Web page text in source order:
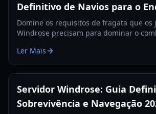
Definitivo de Navios para o
Domine os requisitos de fragata que os
Windrose precisam para dominar o
de defesa e táticas para 2026.
Ler Mais
Servidor Windrose: Guia
Sobrevivência e Navegação